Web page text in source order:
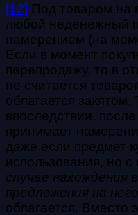
[12] Под товаром на
любой неденежный
намерением (на
Если в момент
перепродажу, то в
не считается
облагается
впоследствии,
принимает
даже если предмет
использования, но
случае нахождения
предложения на него
облагается. Вместо